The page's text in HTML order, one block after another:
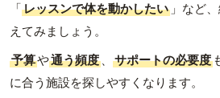
「レッスンで体を動かしたい 」など
えてみましょう。
予算や通う頻度 、 サポートの必要度
に合う施設を探しやすくなります。